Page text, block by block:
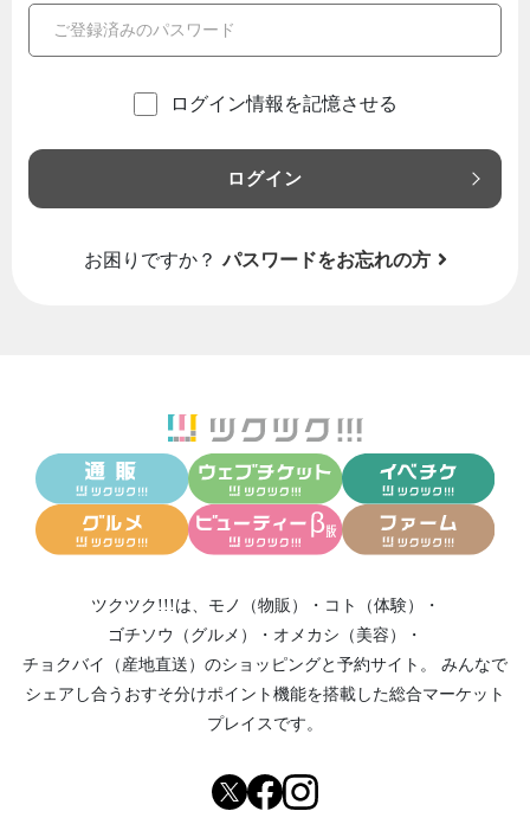
ログイン情報を記憶させる
ログイン
お困りですか？ パスワードをお忘れの方
ツクツク!!!は、 モノ（物販） ・ コト（体験）
・
ゴチソウ（グルメ）
・ オメカシ（美容）
・
チョクバイ（産地直送） のショッピングと予約サイト。
みんなで
シェアし合う おすそ分けポイント機能を搭載した総合マーケット
プレイスです。